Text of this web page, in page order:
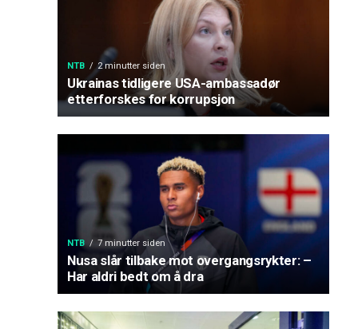
NTB 2 minutter siden
Ukrainas tidligere USA-ambassadør
etterforskes for korrupsjon
NTB 7 minutter siden
Nusa slår tilbake mot overgangsrykter: –
Har aldri bedt om å dra